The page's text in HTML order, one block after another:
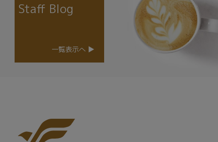
Staff Blog
一覧表示へ ▶